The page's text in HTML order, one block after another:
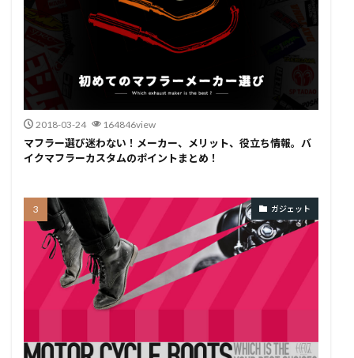
2018-03-24 164846view
マフラー選び迷わない！メーカー、メリット、役立ち情報。バ
イクマフラーカスタムのポイントまとめ！
ガジェット